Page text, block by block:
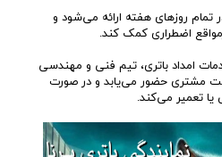
24 ساعته و در تمام روزهای هفته ارائه می‌شود و
اضطراری کمک کند.
امداد باتری، تیم فنی و مهندسی
مشتری حضور می‌یابد و در صورت
یا تعمیر می‌کند.